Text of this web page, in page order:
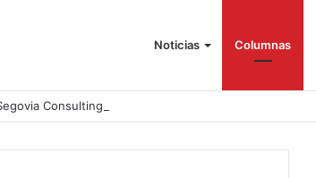
Noticias Columnas
Consulting